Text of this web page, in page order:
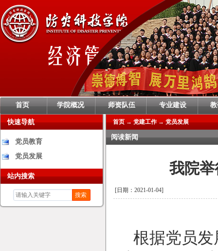
首页 学院概况 师资队伍 专业建设
快速导航
党员教育
党员发展
站内搜索
搜索
首页→党建工作→党员发展
阅读新闻
我院
[日期：2021-01-04]
根据党员